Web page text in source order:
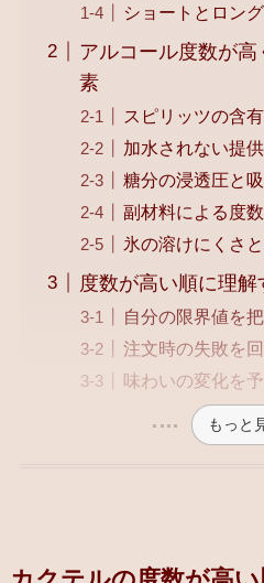
ショートとロン
アルコール度数が
素
スピリッツの含
加水されない提
糖分の浸透圧と
副材料による度
氷の溶けにくさ
度数が高い順に理解
自分の限界値を
注文時の失敗を
味わいの変化を
もっと